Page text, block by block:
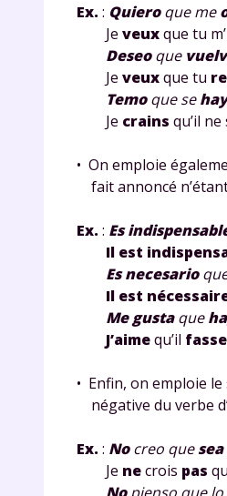
Ex. : Quieroque me
Je veuxque tu m’
Deseoque
Je veuxque tu
Temoque se
Je crains qu’il ne
• On emploie
fait annoncé
Ex. : Es
Il est
Es necesario
Il est
Me gustaque
J’aimequ’il fasse
• Enfin, on emploie
négative du verbe
Ex. : Nocreo quesea
Je necrois pas